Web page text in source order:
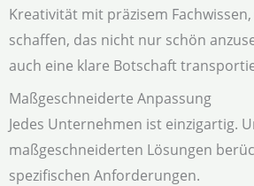
Kreativität mit präzisem
schaffen, das nicht nur schön
auch eine klare Botschaft
Maßgeschneiderte Anpassung
Jedes Unternehmen ist einzigartig.
maßgeschneiderten Lösungen
spezifischen Anforderungen.